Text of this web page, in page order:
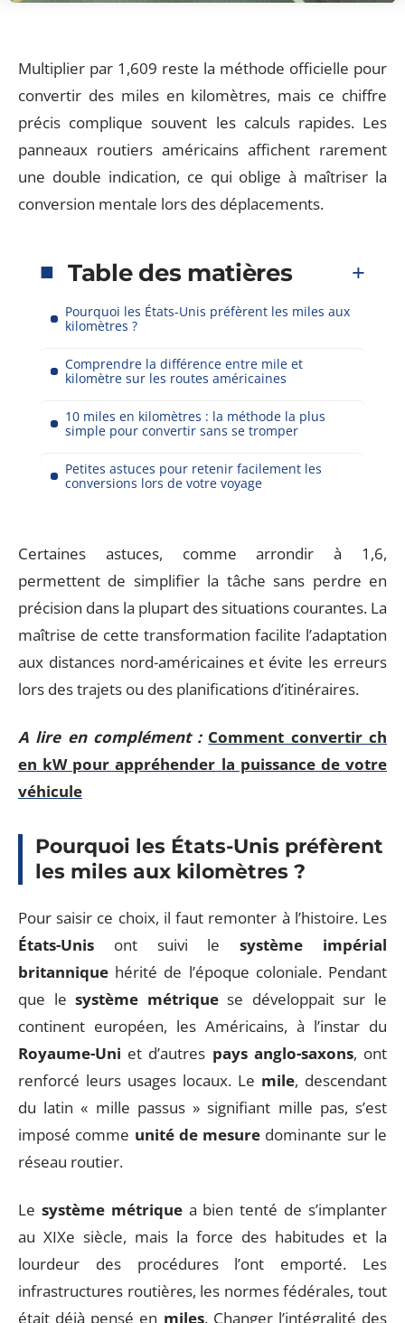
Multiplier par 1,609 reste la méthode officielle pour
convertir des miles en kilomètres, mais ce chiffre
précis complique souvent les calculs rapides. Les
panneaux routiers américains affichent rarement
une double indication, ce qui oblige à maîtriser la
conversion mentale lors des déplacements.
Table des matières
Pourquoi les États-Unis préfèrent les miles aux
kilomètres ?
Comprendre la différence entre mile et
kilomètre sur les routes américaines
10 miles en kilomètres : la méthode la plus
simple pour convertir sans se tromper
Petites astuces pour retenir facilement les
conversions lors de votre voyage
Certaines astuces, comme arrondir à 1,6,
permettent de simplifier la tâche sans perdre en
précision dans la plupart des situations courantes. La
maîtrise de cette transformation facilite l’adaptation
aux distances nord-américaines et évite les erreurs
lors des trajets ou des planifications d’itinéraires.
A lire en complément : Comment convertir ch
en kW pour appréhender la puissance de votre
véhicule
Pourquoi les États-Unis préfèrent
les miles aux kilomètres ?
Pour saisir ce choix, il faut remonter à l’histoire. Les
États-Unis ont suivi lesystème impérial
britannique hérité de l’époque coloniale. Pendant
que lesystème métriquese développait sur le
continent européen, les Américains, à l’instar du
Royaume-Uni et d’autres pays anglo-saxons, ont
renforcé leurs usages locaux. Le mile, descendant
du latin « mille passus » signifiant mille pas, s’est
imposé comme unité de mesure dominante sur le
réseau routier.
Le système métriquea bien tenté de s’implanter
au XIXe siècle, mais la force des habitudes et la
lourdeur des procédures l’ont emporté. Les
infrastructures routières, les normes fédérales, tout
était déjà pensé en miles. Changer l’intégralité des